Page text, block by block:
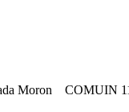
Moron COMUIN